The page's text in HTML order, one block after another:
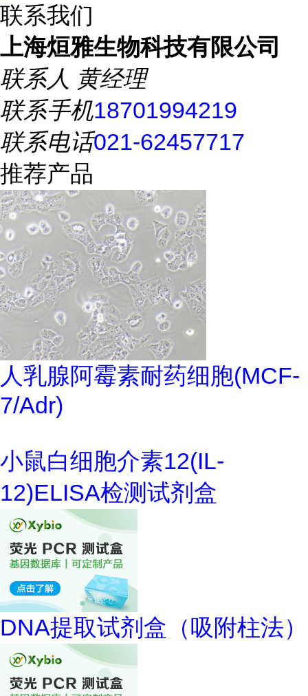
联系我们
上海烜雅生物科技有限公司
联系人 黄经理
联系手机18701994219
联系电话021-62457717
推荐产品
人乳腺阿霉素耐药细胞(MCF-
7/Adr)
小鼠白细胞介素12(IL-
12)ELISA检测试剂盒
DNA提取试剂盒（吸附柱法）